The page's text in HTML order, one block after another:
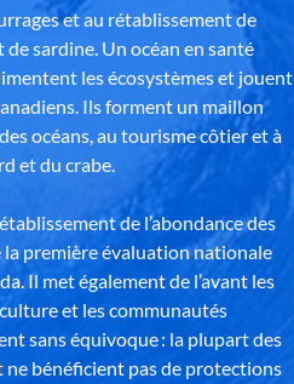
et au rétablissement de
sardine. Un océan en santé
les écosystèmes et jouent
Ils forment un maillon
océans, au tourisme côtier et à
et du crabe.
de l’abondance des
la première évaluation nationale
Il met également de l’avant les
et les communautés
sans équivoque : la plupart des
bénéficient pas de protections